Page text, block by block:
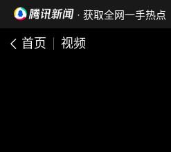
· 获取全网一手热点
首页 视频